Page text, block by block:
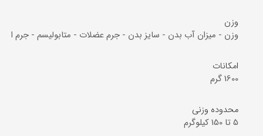
وزن
وزن - میزان آب بدن - سایز بدن - جرم عضلات - متابولیسم - جرم
امکانات
1600 گرم
محدوده وزنی
5 تا 150 کیلوگرم